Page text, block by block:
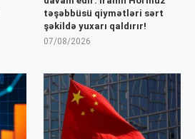
təşəbbüsü qiymətləri sərt
şəkildə yuxarı qaldırır!
07/08/2026